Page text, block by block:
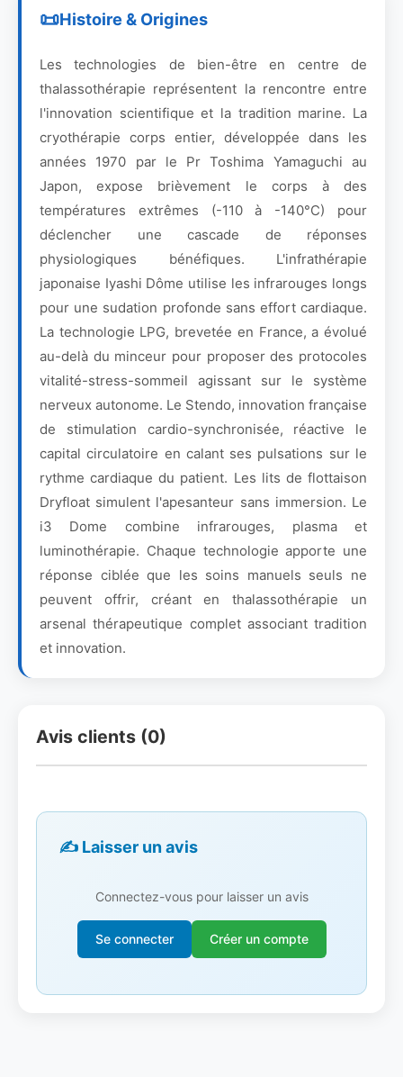
Histoire & Origines
Les technologies de bien-être en centre de
thalassothérapie représentent la rencontre entre
l'innovation scientifique et la tradition marine. La
cryothérapie corps entier, développée dans les
années 1970 par le Pr Toshima Yamaguchi au
Japon, expose brièvement le corps à des
températures extrêmes (-110 à -140°C) pour
déclencher une cascade de réponses
physiologiques bénéfiques. L'infrathérapie
japonaise Iyashi Dôme utilise les infrarouges longs
pour une sudation profonde sans effort cardiaque.
La technologie LPG, brevetée en France, a évolué
au-delà du minceur pour proposer des protocoles
vitalité-stress-sommeil agissant sur le système
nerveux autonome. Le Stendo, innovation française
de stimulation cardio-synchronisée, réactive le
capital circulatoire en calant ses pulsations sur le
rythme cardiaque du patient. Les lits de flottaison
Dryfloat simulent l'apesanteur sans immersion. Le
i3 Dome combine infrarouges, plasma et
luminothérapie. Chaque technologie apporte une
réponse ciblée que les soins manuels seuls ne
peuvent offrir, créant en thalassothérapie un
arsenal thérapeutique complet associant tradition
et innovation.
Avis clients (0)
✍️ Laisser un avis
Connectez-vous pour laisser un avis
Se connecter Créer un compte